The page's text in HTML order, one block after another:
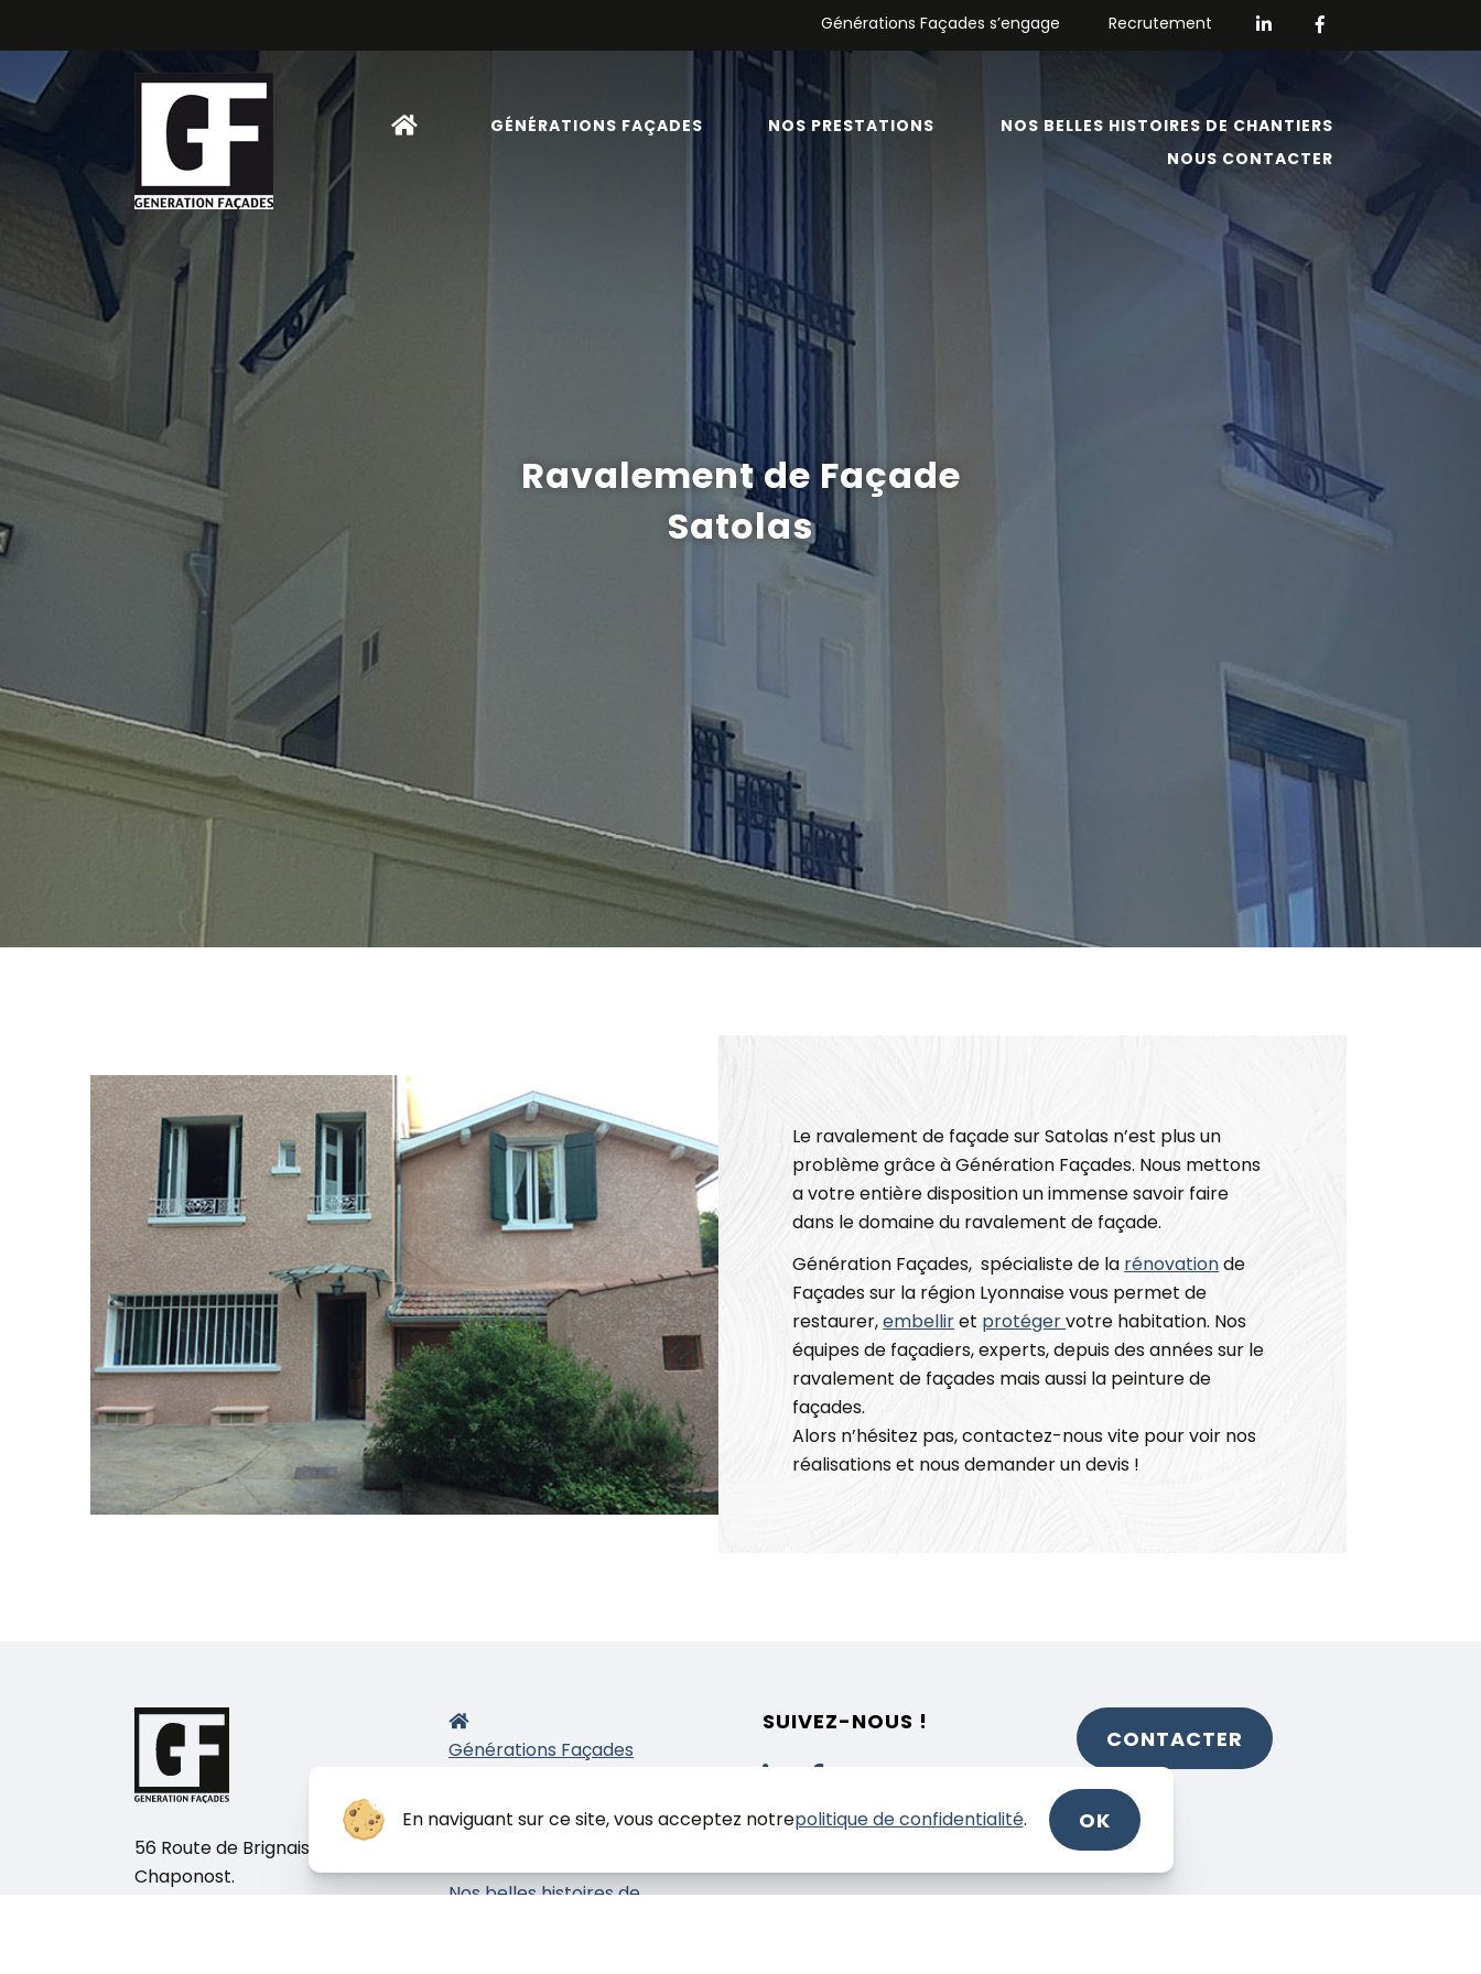
En naviguant sur ce site, vous acceptez notrepolitique de confidentialité. OK
Générations Façades s’engage Recrutement
GÉNÉRATIONS FAÇADES NOS PRESTATIONS
NOS BELLES HISTOIRES DE CHANTIERS
NOUS CONTACTER
Ravalement de Façade
Satolas
Le ravalement de façade sur Satolas n’est plus un
problème grâce à Génération Façades. Nous mettons
a votre entière disposition un immense savoir faire
dans le domaine du ravalement de façade.
Génération Façades, spécialiste de la rénovationde
Façades sur la région Lyonnaise vous permet de
restaurer,embelliret protégervotre habitation. Nos
équipes de façadiers, experts, depuis des années sur le
ravalement de façades mais aussi la peinture de
façades.
Alors n’hésitez pas, contactez-nous vite pour voir nos
réalisations et nous demander un devis !
56 Route de Brignais, 69630
Chaponost.
Générations Façades
Enduit
Nos belles histoires de
SUIVEZ-NOUS !
CONTACTER